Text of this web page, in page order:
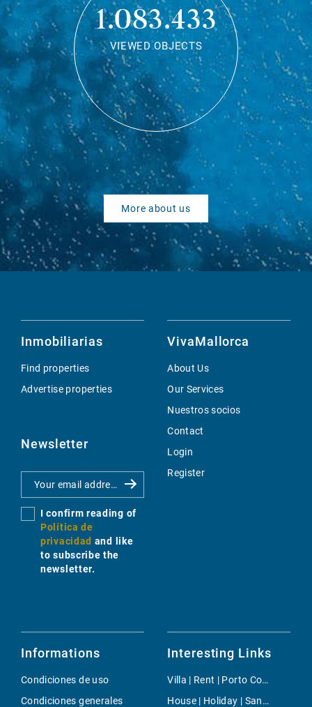
1.083.433
VIEWED OBJECTS
More about us
Inmobiliarias
Find properties
Advertise properties
Newsletter
I confirm reading of
Política de
privacidad and like
to subscribe the
newsletter.
VivaMallorca
About Us
Our Services
Nuestros socios
Contact
Login
Register
Informations
Condiciones de uso
Condiciones generales
Interesting Links
Villa | Rent | Porto Colom
House | Holiday | Sant Miquel de Balansat